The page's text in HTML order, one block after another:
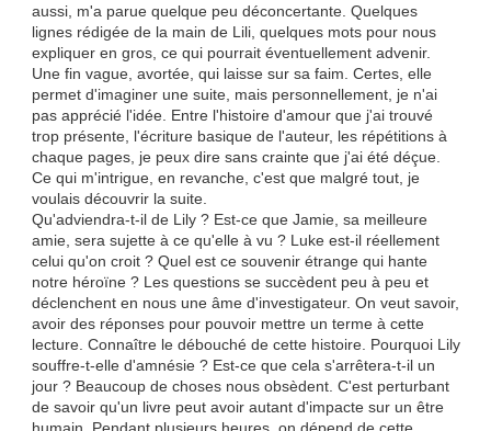
aussi, m'a parue quelque peu déconcertante. Quelques
lignes rédigée de la main de Lili, quelques mots pour nous
expliquer en gros, ce qui pourrait éventuellement advenir.
Une fin vague, avortée, qui laisse sur sa faim. Certes, elle
permet d'imaginer une suite, mais personnellement, je n'ai
pas apprécié l'idée. Entre l'histoire d'amour que j'ai trouvé
trop présente, l'écriture basique de l'auteur, les répétitions à
chaque pages, je peux dire sans crainte que j'ai été déçue.
Ce qui m'intrigue, en revanche, c'est que malgré tout, je
voulais découvrir la suite.
Qu'adviendra-t-il de Lily ? Est-ce que Jamie, sa meilleure
amie, sera sujette à ce qu'elle à vu ? Luke est-il réellement
celui qu'on croit ? Quel est ce souvenir étrange qui hante
notre héroïne ? Les questions se succèdent peu à peu et
déclenchent en nous une âme d'investigateur. On veut savoir,
avoir des réponses pour pouvoir mettre un terme à cette
lecture. Connaître le débouché de cette histoire. Pourquoi Lily
souffre-t-elle d'amnésie ? Est-ce que cela s'arrêtera-t-il un
jour ? Beaucoup de choses nous obsèdent. C'est perturbant
de savoir qu'un livre peut avoir autant d'impacte sur un être
humain. Pendant plusieurs heures, on dépend de cette